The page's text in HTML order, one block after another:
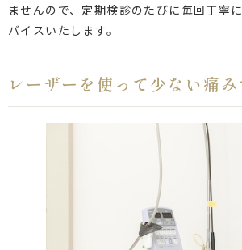
ませんので、定期検診のたびに毎回丁寧
バイスいたします。
レーザーを使って少ない痛